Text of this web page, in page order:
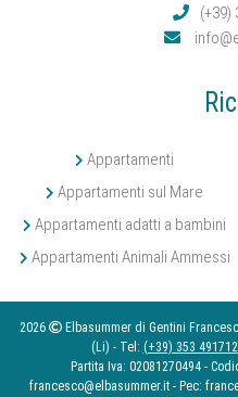
(+39)
Appartamenti
Appartamenti sul Mare
Appartamenti adatti a bambini
Appartamenti Animali Ammessi
2026
Elbasummer di Gentini
(Li) - Tel: (+39) 353
Partita Iva: 02081270494 -
francesco@elbasummer.it - Pec: